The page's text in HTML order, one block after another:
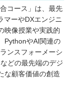
コース」は、最先
マーやDXエンジニ
映像授業や実践的
PythonやAI関連の
ンスフォーメーシ
どの最先端のデジ
な顧客価値の創造